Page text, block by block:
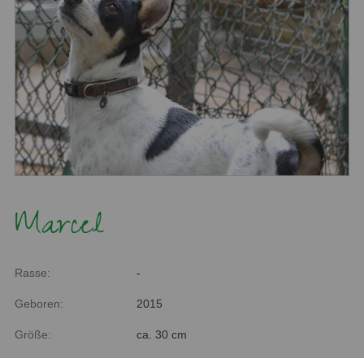
Marcel
Rasse: -
Geboren: 2015
Größe: ca. 30 cm